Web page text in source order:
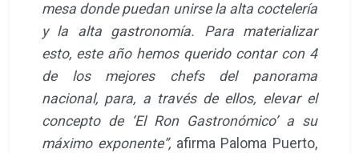
mesa donde puedan unirse la alta coctelería
y la alta gastronomía. Para materializar
esto, este año hemos querido contar con 4
de los mejores chefs del panorama
nacional, para, a través de ellos, elevar el
concepto de ‘El Ron Gastronómico’ a su
máximo exponente”,afirma Paloma Puerto,